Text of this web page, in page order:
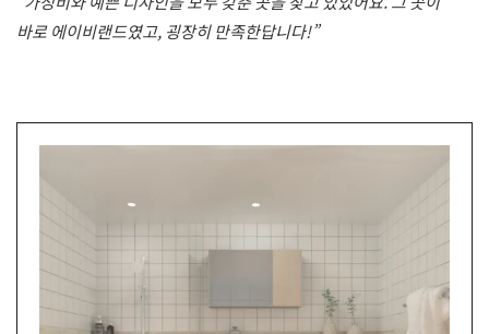
바로 에이비랜드였고, 굉장히 만족한답니다!”